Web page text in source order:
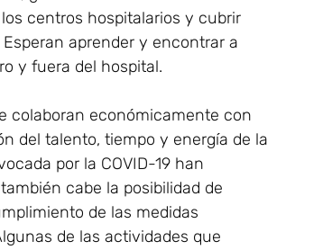
centros hospitalarios y cubrir
aprender y encontrar a
y fuera del hospital.
colaboran económicamente con
del talento, tiempo y energía de la
por la COVID-19 han
cabe la posibilidad de
de las medidas
de las actividades que